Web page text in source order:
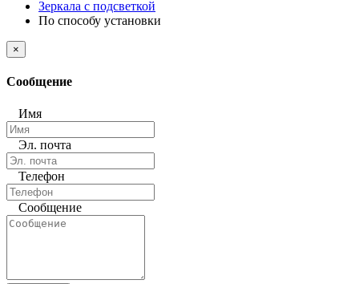
Зеркала с подсветкой
По способу установки
×
Сообщение
Имя
Эл. почта
Телефон
Сообщение